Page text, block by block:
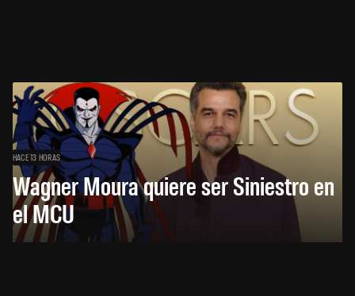
HACE 13 HORAS
Wagner Moura quiere ser Siniestro en
el MCU